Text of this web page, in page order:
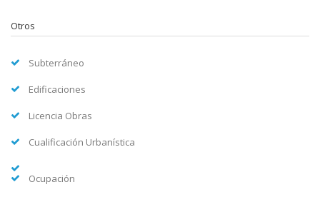
Otros
Subterráneo
Edificaciones
Licencia Obras
Cualificación Urbanística
Ocupación